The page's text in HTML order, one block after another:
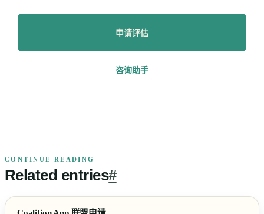
申请评估
咨询助手
CONTINUE READING
Related entries#